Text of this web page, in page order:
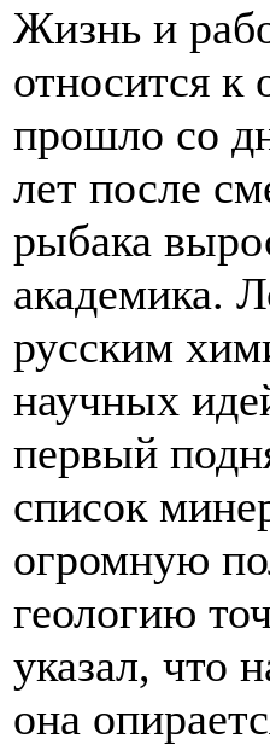
Жизнь и
относится к
прошло со
лет после
рыбака
академика.
русским
научных
первый
список
огромную
геологию
указал, что
она